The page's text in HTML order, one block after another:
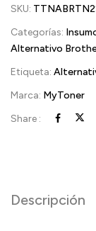
SKU:
Categorías:
Alternativo
Etiqueta:
Marca: MyToner
Share :
Descripción